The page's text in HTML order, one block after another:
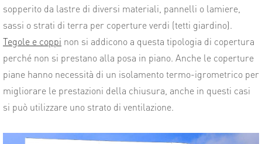
sopperito da lastre di diversi materiali, pannelli o lamiere,
sassi o strati di terra per coperture verdi (tetti giardino).
Tegole e coppi non si addicono a questa tipologia di copertura
perché non si prestano alla posa in piano. Anche le coperture
piane hanno necessità di un isolamento termo-igrometrico per
migliorare le prestazioni della chiusura, anche in questi casi
si può utilizzare uno strato di ventilazione.